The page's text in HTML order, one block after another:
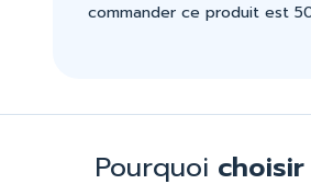
commander ce produit est
Pourquoi